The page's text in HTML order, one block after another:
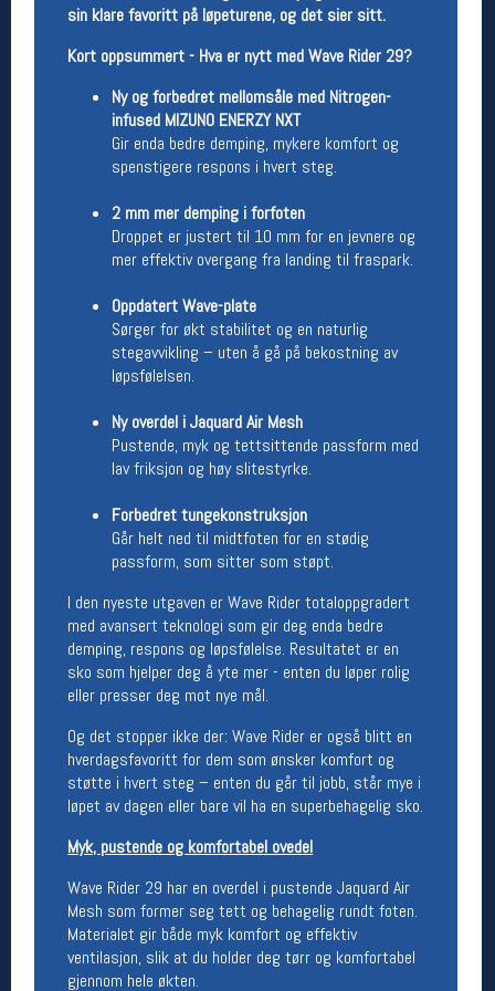
sin klare favoritt på løpeturene, og det sier sitt.
Kort oppsummert - Hva er nytt med Wave Rider 29?
Ny og forbedret mellomsåle med Nitrogen-
infused MIZUNO ENERZY NXT
Gir enda bedre demping, mykere komfort og
spenstigere respons i hvert steg.
2 mm mer demping i forfoten
Droppet er justert til 10 mm for en jevnere og
mer effektiv overgang fra landing til fraspark.
Oppdatert Wave-plate
Sørger for økt stabilitet og en naturlig
stegavvikling – uten å gå på bekostning av
løpsfølelsen.
Ny overdel i Jaquard Air Mesh
Pustende, myk og tettsittende passform med
lav friksjon og høy slitestyrke.
Forbedret tungekonstruksjon
Går helt ned til midtfoten for en stødig
passform, som sitter som støpt.
I den nyeste utgaven er Wave Rider totaloppgradert
med avansert teknologi som gir deg enda bedre
demping, respons og løpsfølelse. Resultatet er en
sko som hjelper deg å yte mer - enten du løper rolig
eller presser deg mot nye mål.
Og det stopper ikke der: Wave Rider er også blitt en
hverdagsfavoritt for dem som ønsker komfort og
støtte i hvert steg – enten du går til jobb, står mye i
løpet av dagen eller bare vil ha en superbehagelig sko.
Myk, pustende og komfortabel ovedel
Wave Rider 29 har en overdel i pustende Jaquard Air
Mesh som former seg tett og behagelig rundt foten.
Materialet gir både myk komfort og effektiv
ventilasjon, slik at du holder deg tørr og komfortabel
gjennom hele økten.
Åpningstider butikk
Man-Fredag:
11-18
Team Oslo Sportslager
Magasinet
Medlemstilbud og aktiviteter
MELD DEG INN GRATIS
Åpningstider verkstedet
Man-Fredag:
11-18
Lørdag:
For å bestille time må du logge inn i
nettbutikken og trykke på den nederste blå
Betingelser
Salgsbetingelser
Personsvernerklæring
Informasjonskapsler
Bærekraft
Org. nr: 976754360
Ledige stillinger
Ledige stillinger
Følg oss på